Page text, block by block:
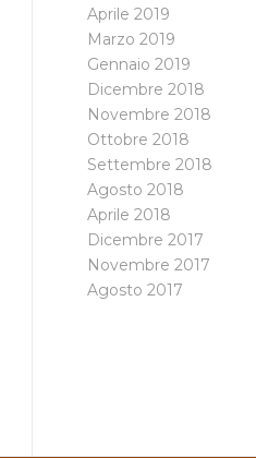
Aprile 2019
Marzo 2019
Gennaio 2019
Dicembre 2018
Novembre 2018
Ottobre 2018
Settembre 2018
Agosto 2018
Aprile 2018
Dicembre 2017
Novembre 2017
Agosto 2017